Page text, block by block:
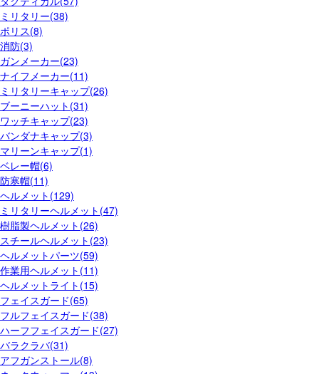
ミリタリー(38)
ポリス(8)
消防(3)
ガンメーカー(23)
ナイフメーカー(11)
ミリタリーキャップ(26)
ブーニーハット(31)
ワッチキャップ(23)
バンダナキャップ(3)
マリーンキャップ(1)
ベレー帽(6)
防寒帽(11)
ヘルメット(129)
ミリタリーヘルメット(47)
樹脂製ヘルメット(26)
スチールヘルメット(23)
ヘルメットパーツ(59)
作業用ヘルメット(11)
ヘルメットライト(15)
フェイスガード(65)
フルフェイスガード(38)
ハーフフェイスガード(27)
バラクラバ(31)
アフガンストール(8)